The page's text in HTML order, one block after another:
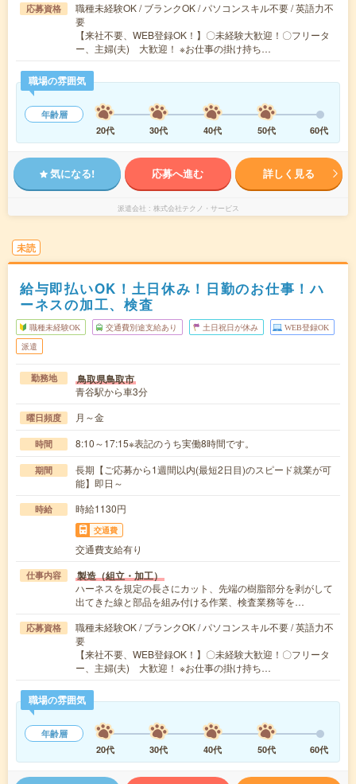
応募資格
職種未経験OK / ブランクOK / パソコンスキル不要 / 英語力不
要
【来社不要、WEB登録OK！】〇未経験大歓迎！〇フリータ
ー、主婦(夫) 大歓迎！ ※お仕事の掛け持ち…
職場の雰囲気
年齢層
20代
30代 40代 50代 60代
気になる! 応募へ進む 詳しく見る
派遣会社 株式会社テクノ・サービス
未読
給与即払いOK！土日休み！日勤のお仕事！ハ
ーネスの加工、検査
職種未経験OK 交通費別途支給あり 土日祝日が休み WEB登録OK
派遣
勤務地 鳥取県鳥取市
青谷駅から車3分
曜日頻度 月～金
時間 8:10～17:15※表記のうち実働8時間です。
期間
長期【ご応募から1週間以内(最短2日目)のスピード就業が可
能】即日～
時給 時給1130円
交通費
交通費支給有り
仕事内容 製造（組立・加工）
ハーネスを規定の長さにカット、先端の樹脂部分を剥がして
出てきた線と部品を組み付ける作業、検査業務等を…
応募資格
職種未経験OK / ブランクOK / パソコンスキル不要 / 英語力不
要
【来社不要、WEB登録OK！】〇未経験大歓迎！〇フリータ
ー、主婦(夫) 大歓迎！ ※お仕事の掛け持ち…
職場の雰囲気
年齢層
20代
30代 40代 50代 60代